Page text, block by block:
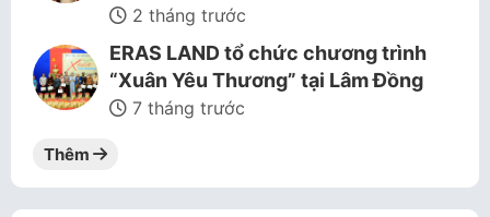
2 tháng trước
ERAS LAND tổ chức chương trình
“Xuân Yêu Thương” tại Lâm Đồng
7 tháng trước
Thêm